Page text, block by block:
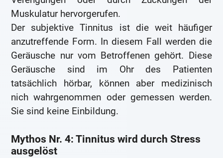
Muskulatur hervorgerufen.
Der subjektive Tinnitus ist die weit häufiger
anzutreffende Form. In diesem Fall werden die
Geräusche nur vom Betroffenen gehört. Diese
Geräusche sind im Ohr des Patienten
tatsächlich hörbar, können aber medizinisch
nich wahrgenommen oder gemessen werden.
Sie sind keine Einbildung.
Mythos Nr. 4: Tinnitus wird durch Stress
ausgelöst